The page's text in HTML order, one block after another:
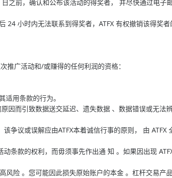
之前，确认和公布该活动的得奖者， 并尽快通过电
小时内无法联系到得奖者，ATFX 有权撤销该得奖者
推广活动和/或赚得的任何利润的资格：
用条款的行为。
而引致数据送交延迟、遗失数据 、数据错误或无法
争议或误解应由ATFX本着诚信行事的原则， 由
条款的权利，而毋须事先作出通 知 。如果因出现
险 。您可能因此损失原始账户的本金 。杠杆交易产